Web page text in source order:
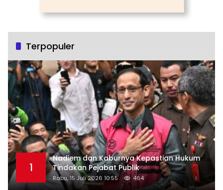
Terpopuler
1
Nadiem dan Kaburnya Kepastian Hukum
Tindakan Pejabat Publik
Rabu, 15 Juli 2026 10:55 464